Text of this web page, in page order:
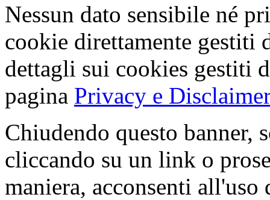
Nessun dato sensibile né
cookie direttamente gestiti
dettagli sui cookies gestiti
pagina Privacy e Disclaimer
Chiudendo questo banner,
cliccando su un link o
maniera, acconsenti all'uso